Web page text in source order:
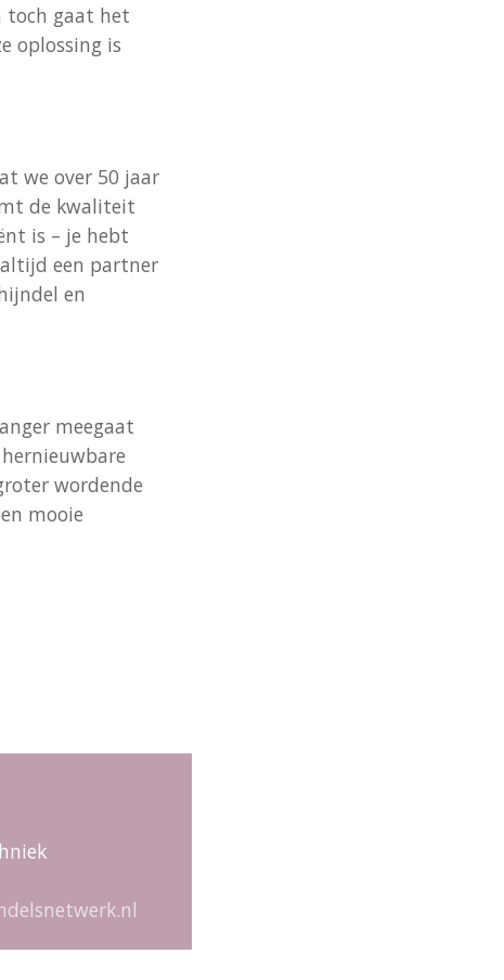
toch gaat het
oplossing is
we over 50 jaar
de kwaliteit
is – je hebt
een partner
en
meegaat
wordende
mooie